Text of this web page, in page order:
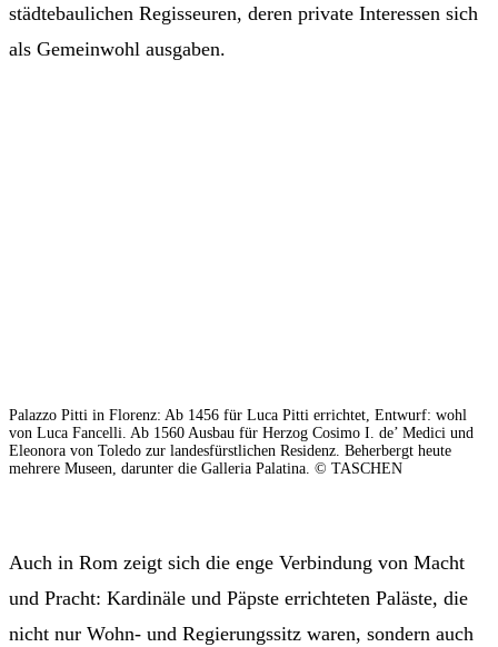
städtebaulichen Regisseuren, deren private Interessen sich
als Gemeinwohl ausgaben.
Palazzo Pitti in Florenz: Ab 1456 für Luca Pitti errichtet, Entwurf: wohl
von Luca Fancelli. Ab 1560 Ausbau für Herzog Cosimo I. de’ Medici und
Eleonora von Toledo zur landesfürstlichen Residenz. Beherbergt heute
mehrere Museen, darunter die Galleria Palatina. © TASCHEN
Auch in Rom zeigt sich die enge Verbindung von Macht
und Pracht: Kardinäle und Päpste errichteten Paläste, die
nicht nur Wohn- und Regierungssitz waren, sondern auch